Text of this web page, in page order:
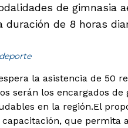
de gimnasia
duración de 8 horas
la asistencia de 50
serán los encargados
en la región.El
que permita